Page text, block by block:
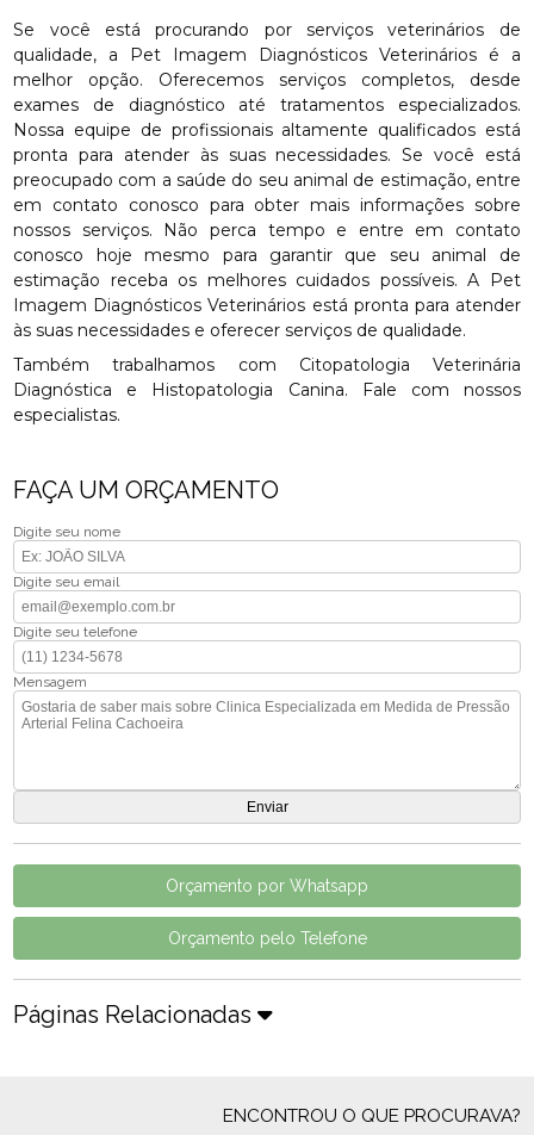
Se você está procurando por serviços veterinários de
qualidade, a Pet Imagem Diagnósticos Veterinários é a
melhor opção. Oferecemos serviços completos, desde
exames de diagnóstico até tratamentos especializados.
Nossa equipe de profissionais altamente qualificados está
pronta para atender às suas necessidades. Se você está
preocupado com a saúde do seu animal de estimação, entre
em contato conosco para obter mais informações sobre
nossos serviços. Não perca tempo e entre em contato
conosco hoje mesmo para garantir que seu animal de
estimação receba os melhores cuidados possíveis. A Pet
Imagem Diagnósticos Veterinários está pronta para atender
às suas necessidades e oferecer serviços de qualidade.
Também trabalhamos com Citopatologia Veterinária
Diagnóstica e Histopatologia Canina. Fale com nossos
especialistas.
FAÇA UM ORÇAMENTO
Digite seu nome
Digite seu email
Digite seu telefone
Mensagem
Orçamento por Whatsapp
Orçamento pelo Telefone
Páginas Relacionadas
ENCONTROU O QUE PROCURAVA?